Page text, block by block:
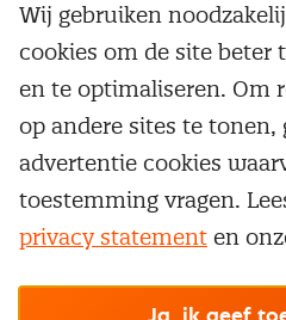
Service & contact
Over inkoop
Netwerk en communities
Aanmelden nieuwsbrief
Word lid van Nevi
Inkoop vacatures
Populaire thema's
Aanbesteden
Contractmanagement
Kostenmanagement
Onderhandelen
Supply management
Opleidingen en
Trainingen
Opleidingen
Maatwerk
Cookievoorkeuren
©
Wij gebruiken
cookies om de site
en te optimaliseren. Om
op andere sites te tonen,
advertentie cookies
toestemming vragen.
privacy statement en